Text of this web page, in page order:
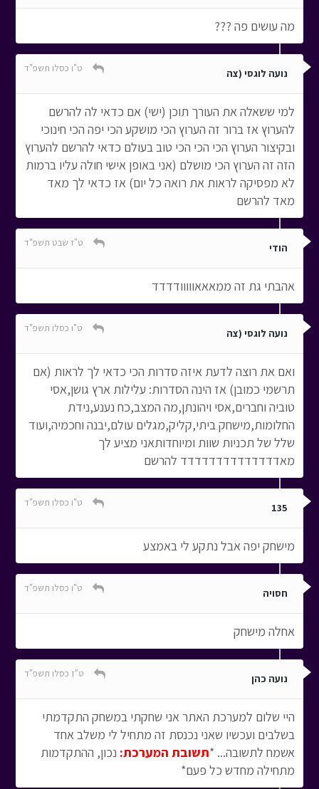
מה עושים פה ???
נועה לוגסי (צה ט"ו כסלו תשפ"ד
למי ששאלה את העורך תוכן (ישי) אם כדאי לה להרשם
להערוץ אז ברור זה הערוץ הכי מושקע הכי יפה הכי חינוכי
ובקיצור הערוץ הכי הכי הכי טוב בעולם כדאי להרשם להערוץ
הזה זה הערוץ הכי מושלם (אני באופן אישי חולה עליו ברמות
לא מפסיקה לראות את רואה כל יום) אז כדאי לך מאד
מאד להרשם
הודי ט"ז שבט תשפ"ד
אהבתי גת זה ממאאאווווודדדד
נועה לוגסי (צה ט"ו כסלו תשפ"ד
ואם את רוצה לדעת איזה סדרות הכי כדאי לך לראות (אם
תרשמי כמובן) אז הינה הסדרות: עלילות ארץ גושן,אסי
טוביה וחברים,אסי ויהונתן,מה המצב,כח נענע,נידת
החלומות,מישחק ביתי,קליק,מגלים עולם,יבנה וחכמיה,ועוד
שלל של תכניות שוות ומיוחדותאני מציע לך
מאדדדדדדדדדדדדדד להרשם
135 ט"ו כסלו תשפ"ד
מישחק יפה אבל נתקע לי באמצע
חסויה ט"ו כסלו תשפ"ד
אחלה מישחק
נועה כהן ט"ז כסלו תשפ"ד
היי שלום למערכת האתר אני שחקתי במשחק התקדמתי
בשלבים ועכשיו שאני נכנסת זה מתחיל לי משלב אחד
אשמח לתשובה... *תשובת המערכת: נכון, ההתקדמות
מתחילה מחדש כל פעם*